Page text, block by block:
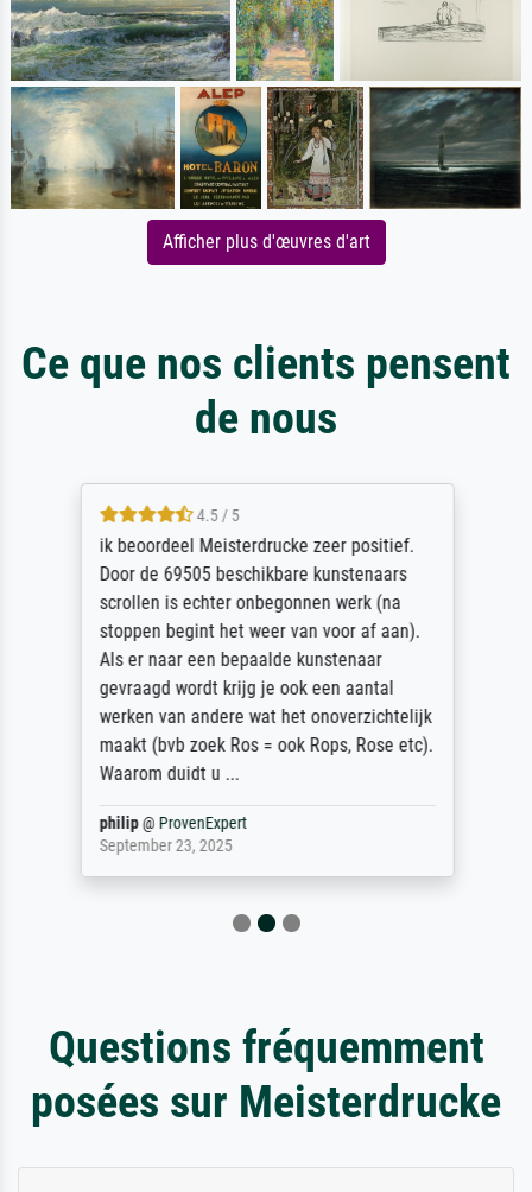
Afficher plus d'œuvres d'art
Ce que nos clients pensent
de nous
4.5 / 5
ik beoordeel Meisterdrucke zeer positief.
Door de 69505 beschikbare kunstenaars
scrollen is echter onbegonnen werk (na
stoppen begint het weer van voor af aan).
Als er naar een bepaalde kunstenaar
gevraagd wordt krijg je ook een aantal
werken van andere wat het onoverzichtelijk
maakt (bvb zoek Ros = ook Rops, Rose etc).
Waarom duidt u ...
philip@ ProvenExpert
September 23, 2025
Questions fréquemment
posées sur Meisterdrucke